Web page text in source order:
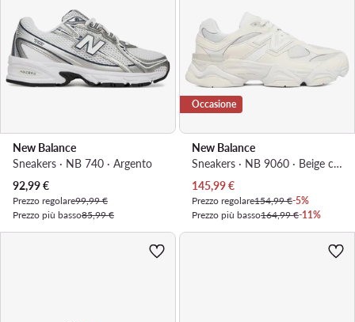
New Balance
Sneakers · NB 740 · Argento
Prezzo attuale
92,99€
Prezzo regolare99,99 €
Prezzo più basso85,99 €
Occasione
New Balance
Sneakers · NB 9060 · Beige chiaro
Prezzo attuale
145,99€
Prezzo regolare154,99 €-5%
Prezzo più basso164,99 €-11%